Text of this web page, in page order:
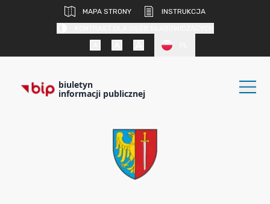
MAPA STRONY
INSTRUKCJA
biuletyn
informacji publicznej